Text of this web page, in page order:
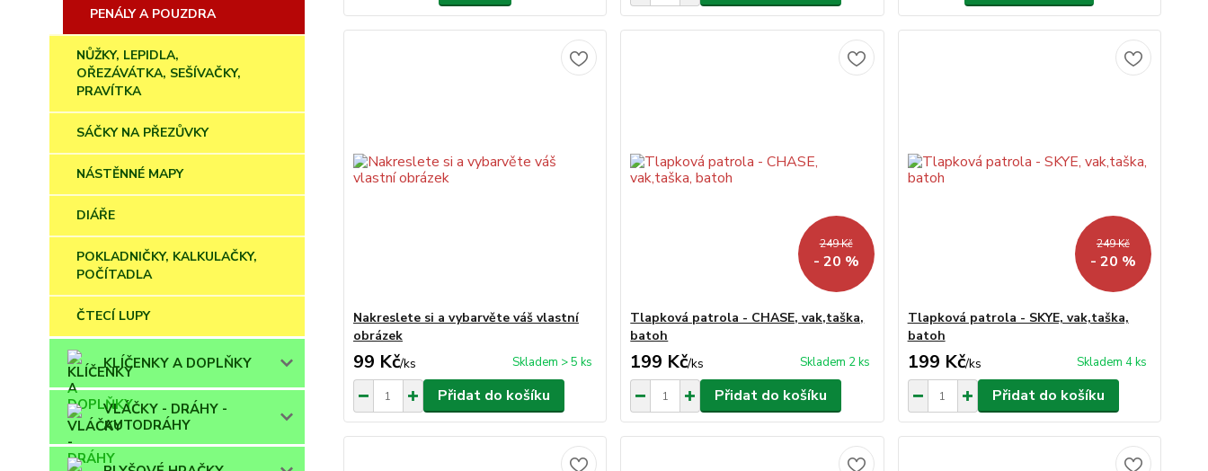
PENÁLY A POUZDRA
NŮŽKY, LEPIDLA,
OŘEZÁVÁTKA, SEŠÍVAČKY,
PRAVÍTKA
SÁČKY NA PŘEZŮVKY
NÁSTĚNNÉ MAPY
DIÁŘE
POKLADNIČKY, KALKULAČKY,
POČÍTADLA
ČTECÍ LUPY
KLÍČENKY A DOPLŇKY
VLÁČKY - DRÁHY -
AUTODRÁHY
Nakreslete si a vybarvěte váš vlastní
obrázek
99 Kč/ks Skladem > 5 ks
Přidat do košíku
249 Kč
- 20 %
Tlapková patrola - CHASE, vak,taška,
batoh
199 Kč/ks Skladem 2 ks
Přidat do košíku
249 Kč
- 20 %
Tlapková patrola - SKYE, vak,taška,
batoh
199 Kč/ks Skladem 4 ks
Přidat do košíku